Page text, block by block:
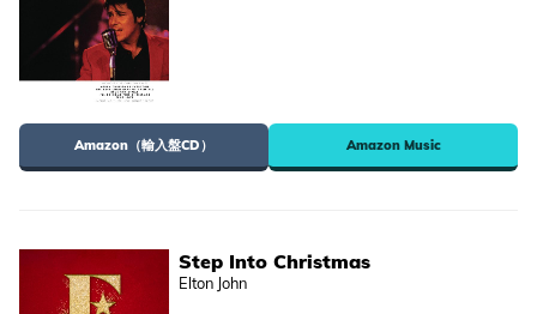
Amazon（輸入盤CD） Amazon Music
Step Into Christmas
Elton John